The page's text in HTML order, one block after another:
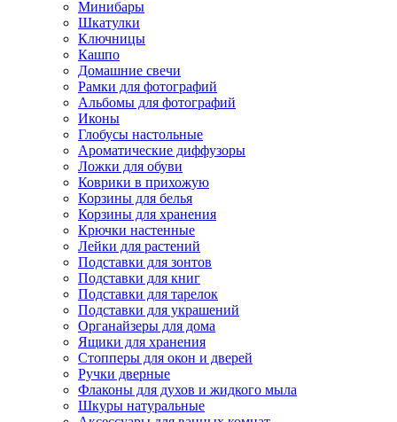
Минибары
Шкатулки
Ключницы
Кашпо
Домашние свечи
Рамки для фотографий
Альбомы для фотографий
Иконы
Глобусы настольные
Ароматические диффузоры
Ложки для обуви
Коврики в прихожую
Корзины для белья
Корзины для хранения
Крючки настенные
Лейки для растений
Подставки для зонтов
Подставки для книг
Подставки для тарелок
Подставки для украшений
Органайзеры для дома
Ящики для хранения
Стопперы для окон и дверей
Ручки дверные
Флаконы для духов и жидкого мыла
Шкуры натуральные